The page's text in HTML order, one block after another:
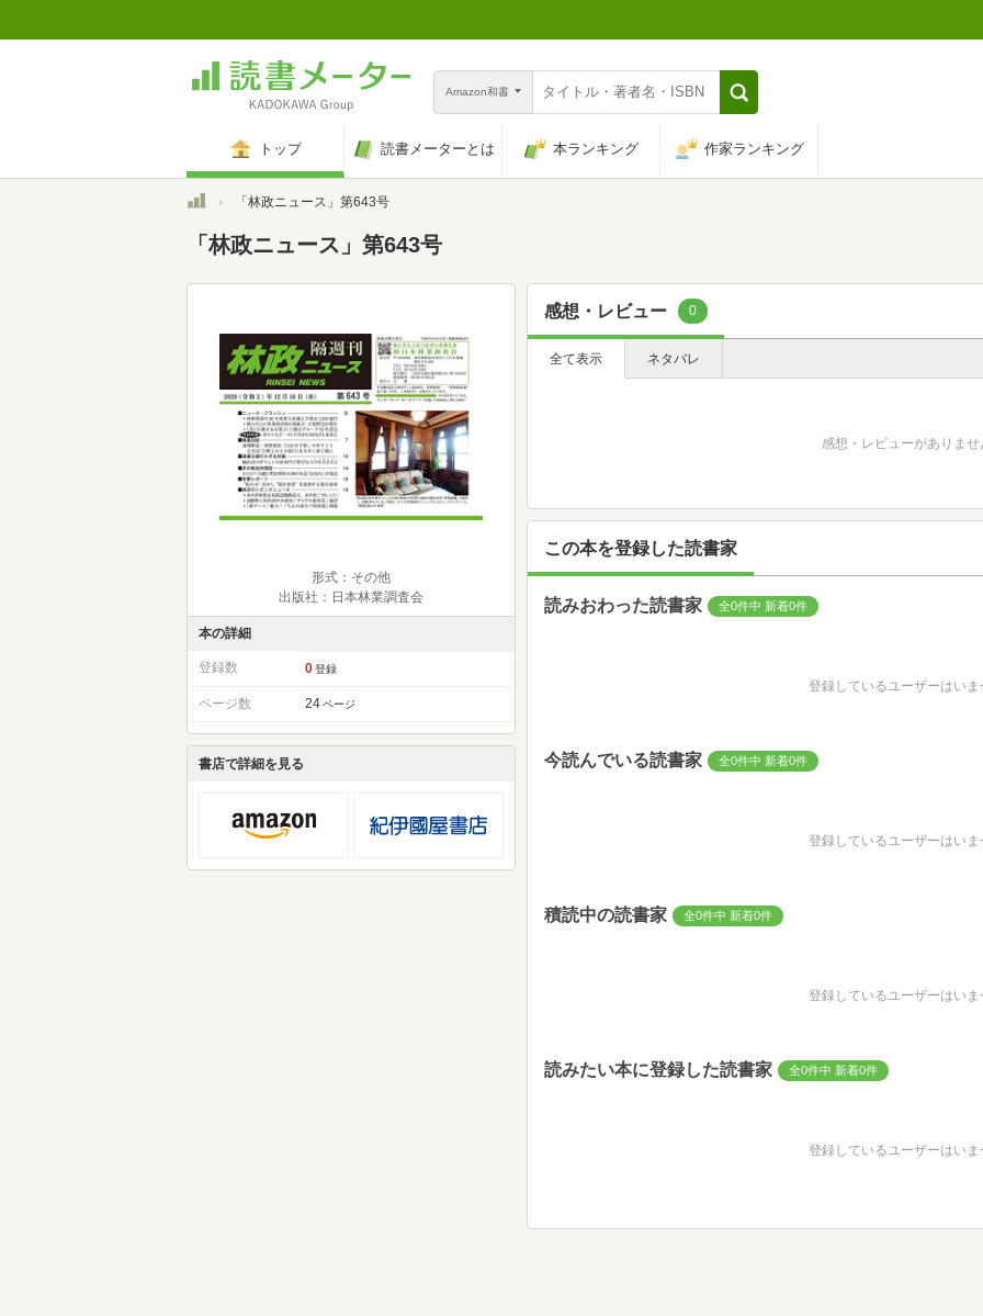
Amazon和書
トップ 読書メーターとは 本ランキング 作家ランキング
トップ「林政ニュース」第643号
「林政ニュース」第643号
形式：その他
出版社：日本林業調査会
本の詳細
登録数 0 登録
ページ数 24 ページ
書店で詳細を見る
感想・レビュー 0
全て表示 ネタバレ
感想・レビューがありませ
この本を登録した読書家
読みおわった読書家 全0件中 新着0件
登録しているユーザーはいま
今読んでいる読書家 全0件中 新着0件
登録しているユーザーはいま
積読中の読書家 全0件中 新着0件
登録しているユーザーはいま
読みたい本に登録した読書家 全0件中 新着0件
登録しているユーザーはいま